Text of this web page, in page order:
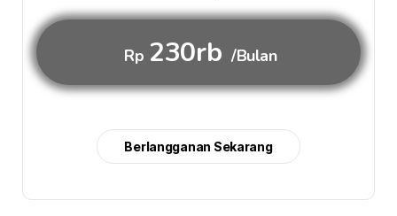
Rp 230rb /Bulan
Berlangganan Sekarang